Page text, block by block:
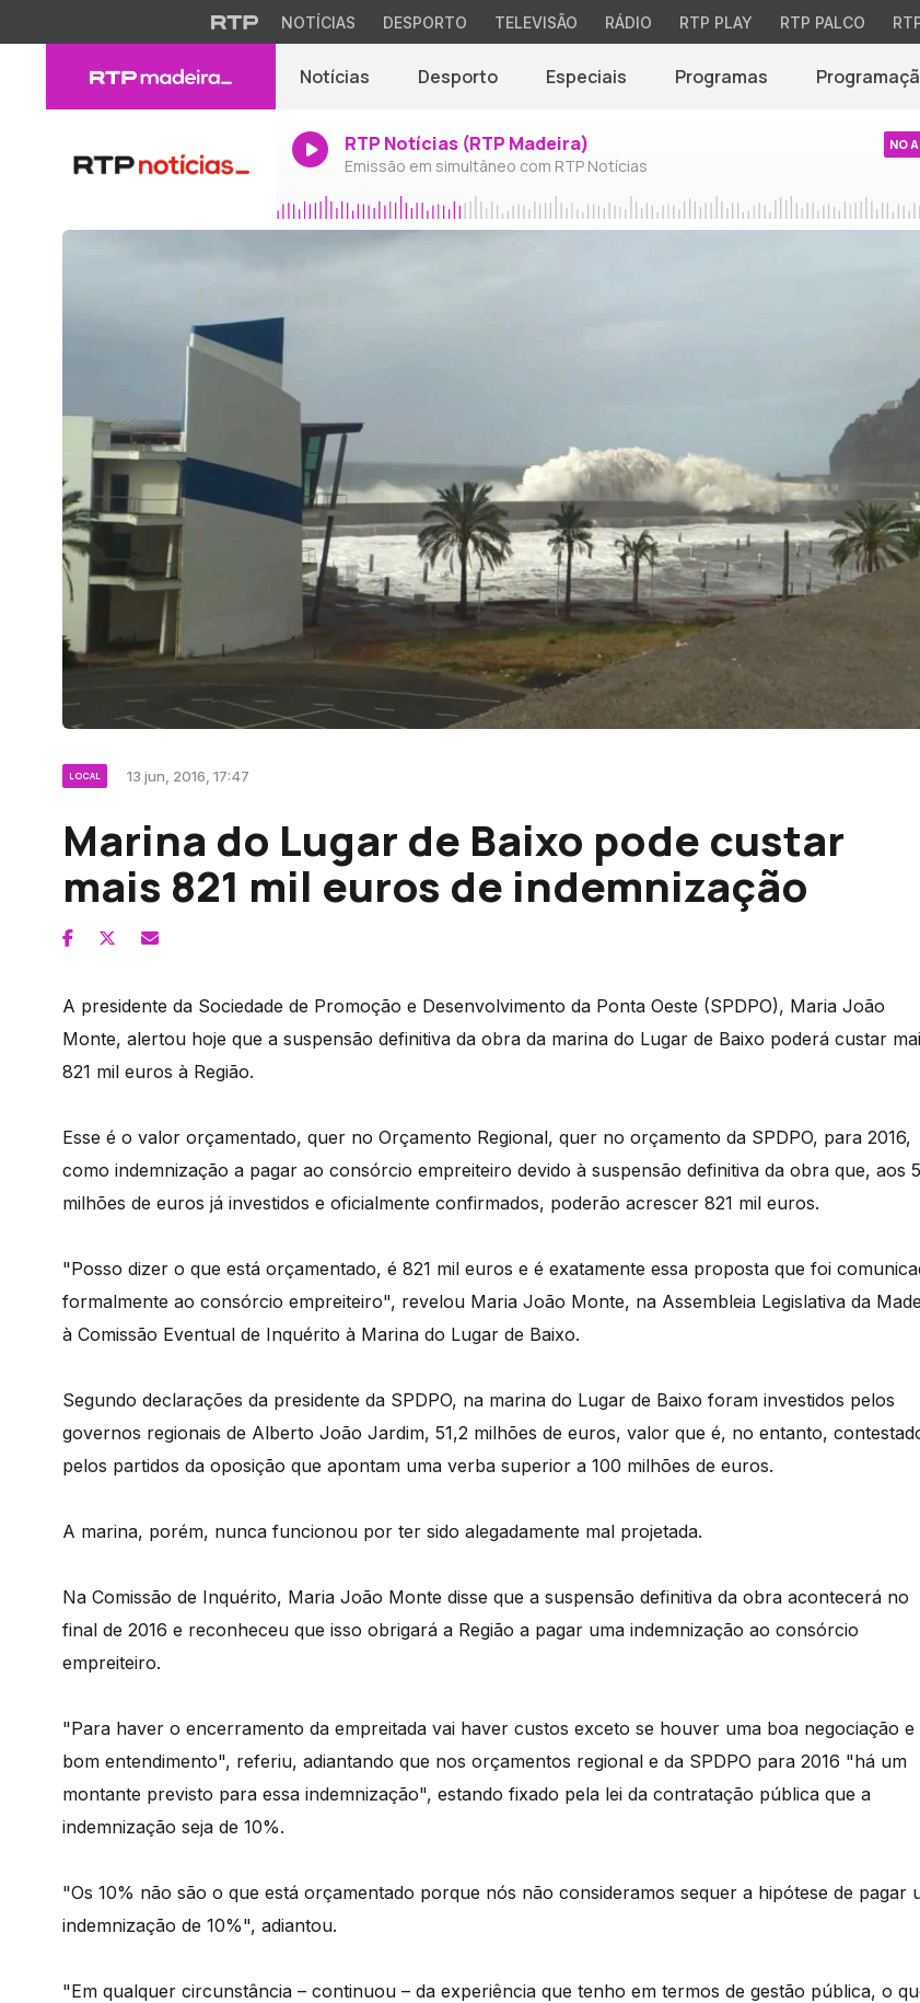
NOTÍCIAS DESPORTO TELEVISÃO RÁDIO RTP PLAY RTP PALCO
Notícias Desporto Especiais Programas
RTP Notícias (RTP Madeira)
Emissão em simultâneo com RTP Notícias
NO
LOCAL 13 jun, 2016, 17:47
Marina do Lugar de Baixo pode custar
mais 821 mil euros de indemnização
A presidente da Sociedade de Promoção e Desenvolvimento da Ponta Oeste (SPDPO), Maria João
Monte, alertou hoje que a suspensão definitiva da obra da marina do Lugar de Baixo poderá custar
821 mil euros à Região.
Esse é o valor orçamentado, quer no Orçamento Regional, quer no orçamento da SPDPO, para 2016,
como indemnização a pagar ao consórcio empreiteiro devido à suspensão definitiva da obra que, aos
milhões de euros já investidos e oficialmente confirmados, poderão acrescer 821 mil euros.
"Posso dizer o que está orçamentado, é 821 mil euros e é exatamente essa proposta que foi
formalmente ao consórcio empreiteiro", revelou Maria João Monte, na Assembleia Legislativa da
à Comissão Eventual de Inquérito à Marina do Lugar de Baixo.
Segundo declarações da presidente da SPDPO, na marina do Lugar de Baixo foram investidos pelos
governos regionais de Alberto João Jardim, 51,2 milhões de euros, valor que é, no entanto,
pelos partidos da oposição que apontam uma verba superior a 100 milhões de euros.
A marina, porém, nunca funcionou por ter sido alegadamente mal projetada.
Na Comissão de Inquérito, Maria João Monte disse que a suspensão definitiva da obra acontecerá no
final de 2016 e reconheceu que isso obrigará a Região a pagar uma indemnização ao consórcio
empreiteiro.
"Para haver o encerramento da empreitada vai haver custos exceto se houver uma boa negociação e
bom entendimento", referiu, adiantando que nos orçamentos regional e da SPDPO para 2016 "há um
montante previsto para essa indemnização", estando fixado pela lei da contratação pública que a
indemnização seja de 10%.
"Os 10% não são o que está orçamentado porque nós não consideramos sequer a hipótese de pagar
indemnização de 10%", adiantou.
"Em qualquer circunstância – continuou – da experiência que tenho em termos de gestão pública, o